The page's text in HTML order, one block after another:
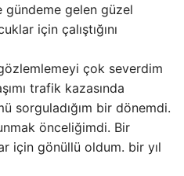
gündeme gelen güzel
için çalıştığını
çok severdim
trafik kazasında
sorguladığım bir dönemdi.
önceliğimdi. Bir
için gönüllü oldum. bir yıl